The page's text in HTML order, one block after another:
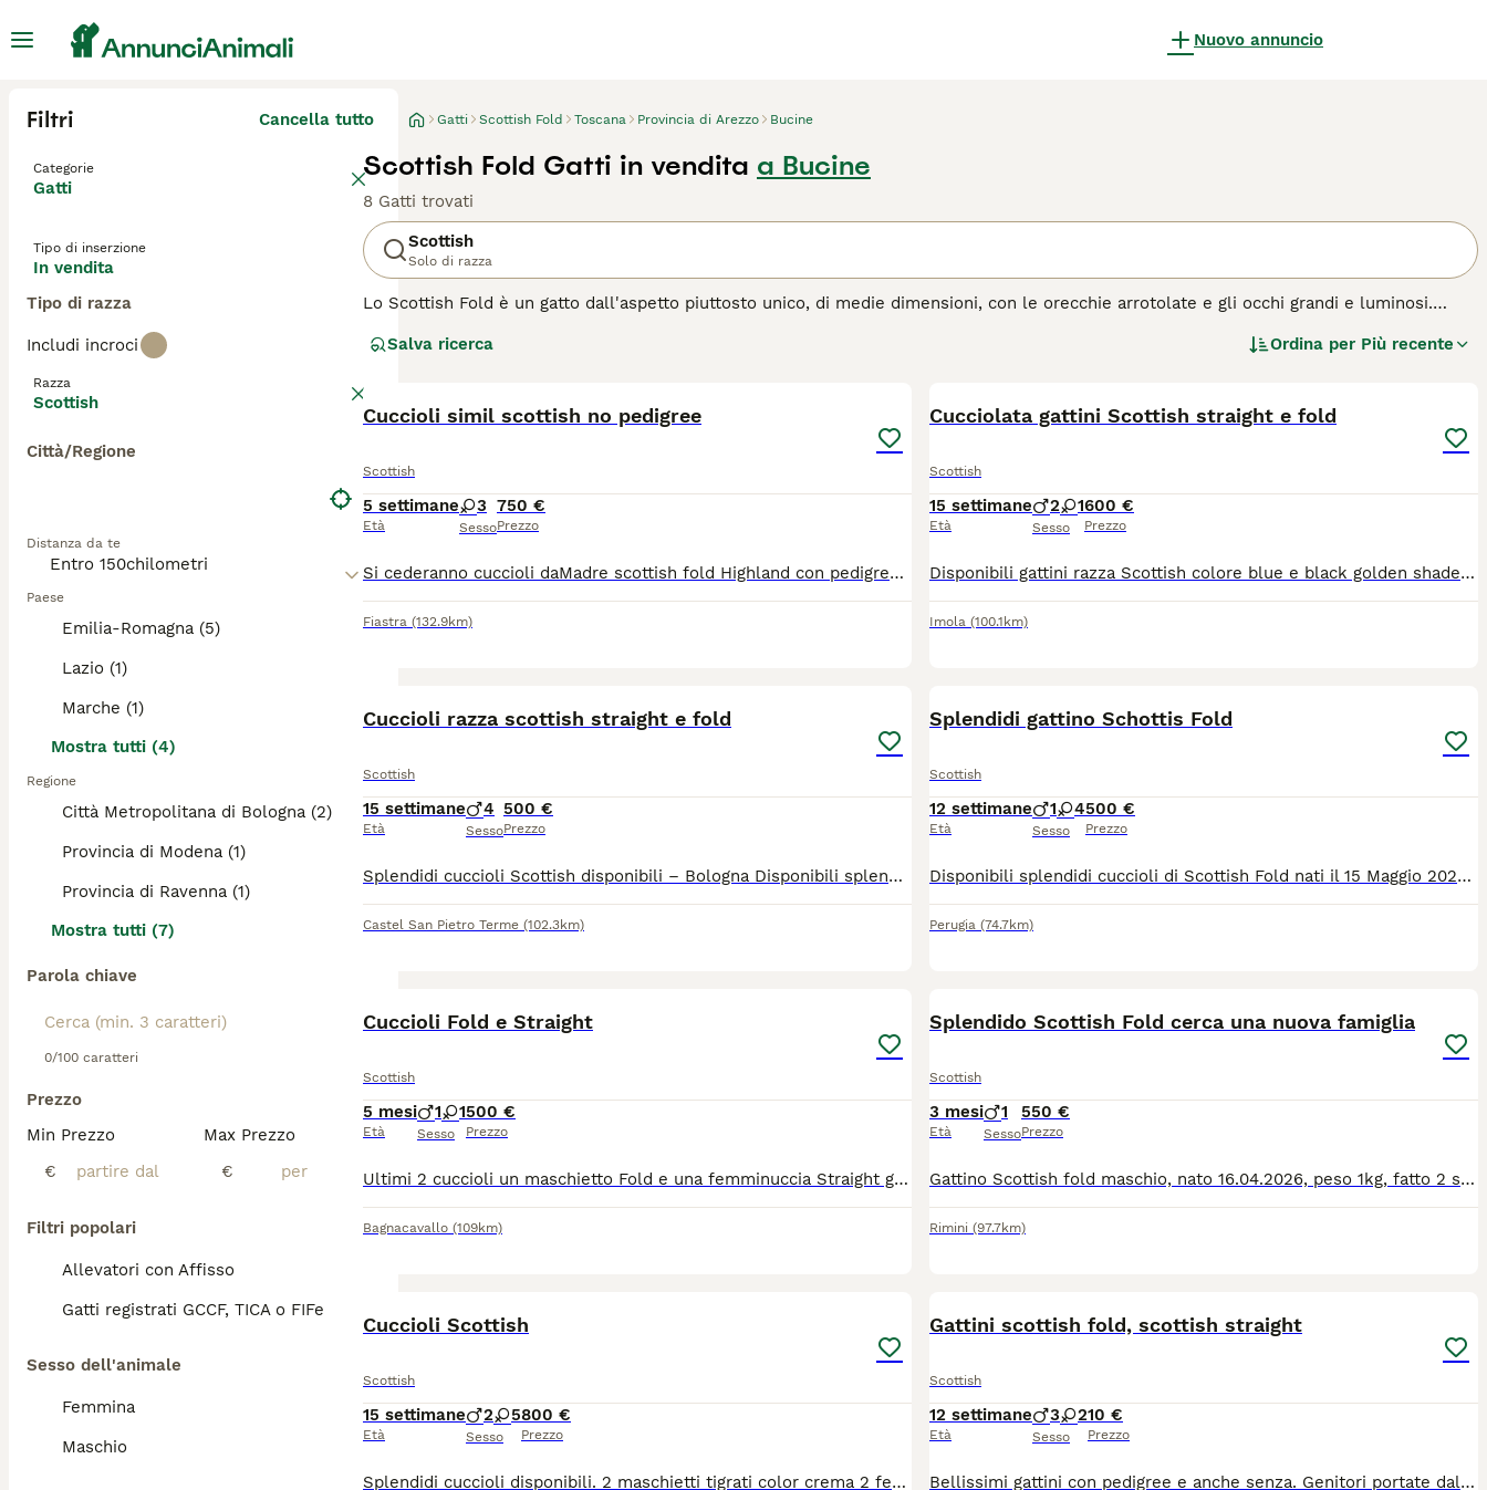
Nuovo annuncio
Filtri Cancella tutto
Categorie
Gatti
Tipo di inserzione
In vendita
Tipo di razza
Includi incroci
Razza
Scottish
Città/Regione
Distanza da te
Paese
Emilia-Romagna (5)
Lazio (1)
Marche (1)
Mostra tutti (4)
Regione
Città Metropolitana di Bologna (2)
Provincia di Modena (1)
Provincia di Ravenna (1)
Mostra tutti (7)
Parola chiave
0/100 caratteri
Prezzo
Min Prezzo
€
Max Prezzo
€
Filtri popolari
Allevatori con Affisso
Gatti registrati GCCF, TICA o FIFe
Sesso dell'animale
Femmina
Maschio
Gatti Scottish Fold Toscana Provincia di Arezzo Bucine
Scottish Fold Gatti in vendita a Bucine
8 Gatti trovati
Scottish
Solo di razza
Lo Scottish Fold è un gatto dall'aspetto piuttosto unico, di medie dimensioni, con le orecchie arrotolate e gli occhi grandi e luminosi.
strada nei cuori e nelle case delle persone di tutto il mondo, e per una buona ragione. Non solo lo Scottish Fold ha un aspetto insolito,
Leggi lanostra pagina di consigli sul Scottish per informazioni su questa razza di cane.
Salva ricerca Ordina per Più recente
Cuccioli simil scottish no pedigree
Scottish
5 settimane
Età
3
Sesso
750 €
Prezzo
Si cederanno cuccioli daMadre scottish fold Highland con pedigree padre british all era di tre mesi con vaccini e sverminazioni eseguite.
Fiastra (132.9km)
Cucciolata gattini Scottish straight e fold
Scottish
15 settimane
Età
2 1
Sesso
600 €
Prezzo
Disponibili gattini razza Scottish colore blue e black golden shaded. Occhi verdi. Una femmina Straight e due maschi Fold. Muniti di pedigree ministeriale, doppio vaccino, sverminazione, microchip, passaggio di proprietà e libretto sanitario. Genitori testati felv, fiv e pkd. Per info 3356236300
Imola (100.1km)
Cuccioli razza scottish straight e fold
Scottish
15 settimane
Età
4
Sesso
500 €
Prezzo
Splendidi cuccioli Scottish disponibili – Bologna Disponibili splendidi cuccioli di Scottish, cresciuti in ambiente familiare con tanto amore e attenzione. I cuccioli nati il 21 aprile 2026, saranno ceduti solo dopo il compimento dell'età minima prevista dalla normativa, con: sverminazione effettuata; vaccinazioni in regola per l'età; visita veterinaria; libretto sanitario. Sono abituati al contatto con le persone, affettuosi, equilibrati e perfettamente socializzati. I genitori sono visibili e vengono allevati con cura. Su richiesta è possibile ricevere ulteriori foto e video dei cuccioli e dei genitori. È possibile venire a conoscerli senza impegno a Bologna. Per informazioni, foto, video o per fissare una visita, contattatemi in privato.
Castel San Pietro Terme (102.3km)
Splendidi gattino Schottis Fold
Scottish
12 settimane
Età
1 4
Sesso
500 €
Prezzo
Disponibili splendidi cuccioli di Scottish Fold nati il 15 Maggio 2026. I piccoli hanno un carattere straordinariamente gioioso e giocherellone. Sono nati e cresciuti in casa, sono costantemente a contatto con le persone e mostrano una curiosità vivace per tutto ciò che li circonda. Amano inseguire i giochini, esplorare e intrattenere la famiglia con le loro caratteristiche posizioni buffe. Al tempo stesso, possiedono la tipica dolcezza della razza: sono affettuosi, equilibrati, perfetti per la vita in appartamento e fantastici compagni di vita. Per altre info whatsApp anche per videochiamata
Perugia (74.7km)
Cuccioli Fold e Straight
Scottish
5 mesi
Età
1 1
Sesso
500 €
Prezzo
Ultimi 2 cuccioli un maschietto Fold e una femminuccia Straight già svezzati abituati sia alla lettiera sia al tiragraffi si consegnano con libretto sanitario, 2 vaccinazioni e 2 sverminature più certificato di buona salute. Mamma Highland Fold, Papà Brithish Shorthair di nostra proprietà visibili e testati Fiv Felv e Pdk. Micetti dolci ed affettuosi adatti per una vita casalinga
Bagnacavallo (109km)
Splendido Scottish Fold cerca una nuova famiglia
Scottish
3 mesi
Età
1
Sesso
550 €
Prezzo
Gattino Scottish fold maschio, nato 16.04.2026, peso 1kg, fatto 2 sverminazione e vaccino senza pedigree, ma è razza pura. Mamma e babbo sono scottish entrambi. Con grande cura cerco una nuova casa per il mio meraviglioso Scottish Fold maschio. È un gatto dolce, affettuoso e abituato alla vita in casa, ideale per chi desidera un compagno tranquillo e coccolone. Verrà affidato solo a persone serie e amanti degli animali, che possano garantirgli tanto affetto e le attenzioni che merita.
Rimini (97.7km)
Cuccioli Scottish
Scottish
15 settimane
Età
2 5
Sesso
800 €
Prezzo
Splendidi cuccioli disponibili. 2 maschietti tigrati color crema 2 femminucce grigie bicolo (una femmina con solo una macchietta sulla zampa) 2 femminucce tigrate 1 femminuccia tigrata bicolor (una macchia sulla fronte) Possibilità di consegna dopo le ferie Prezzo simbolico per mandare avanti l’annuncio, verrà tutto spiegato via chat Rispondo su whatsapp al numero 3485174507
Gattini scottish fold, scottish straight
Scottish
12 settimane
Età
3 2
Sesso
10 €
Prezzo
Bellissimi gattini con pedigree e anche senza. Genitori portate dall'estero, nonni, bisnonni-campioni mondiale. Saranno pronti per agosto.